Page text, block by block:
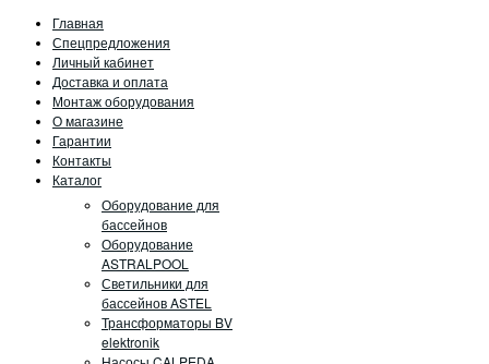
Главная
Спецпредложения
Личный кабинет
Доставка и оплата
Монтаж оборудования
О магазине
Гарантии
Контакты
Каталог
Оборудование для
бассейнов
Оборудование
ASTRALPOOL
Светильники для
бассейнов ASTEL
Трансформаторы BV
elektronik